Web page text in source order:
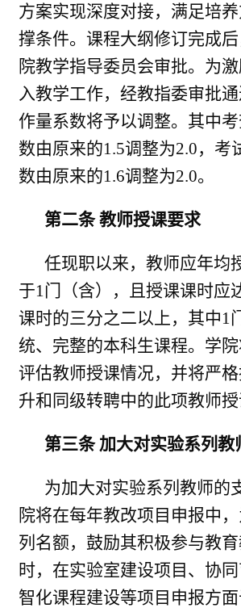
方案实现深度对接，满足培
撑条件。课程大纲修订完成
院教学指导委员会审批。为
入教学工作，经教指委审批
作量系数将予以调整。其中
数由原来的1.5调整为2.0，考
数由原来的1.6调整为2.0。
第二条 教师授课要求
任现职以来，教师应年均
于1门（含），且授课课时应
课时的三分之二以上，其中1
统、完整的本科生课程。学
评估教师授课情况，并将严
升和同级转聘中的此项教师授
第三条 加大对实验系列教
为加大对实验系列教师的
院将在每年教改项目申报中
列名额，鼓励其积极参与教
时，在实验室建设项目、协
智化课程建设等项目申报方面